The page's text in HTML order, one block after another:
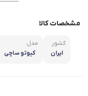
مشخصات کالا
کشور
ایران
مدل
کیوتو ساچی